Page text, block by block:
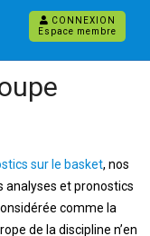
CONNEXION
Espace membre
sur le basket, nos
analyses et pronostics
comme la
de la discipline n’en